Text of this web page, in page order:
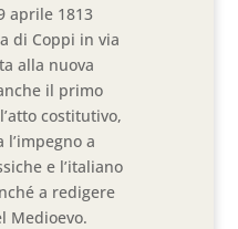
aprile 1813
di Coppi in via
alla nuova
il primo
costitutivo,
a
e l’italiano
a redigere
Medioevo.